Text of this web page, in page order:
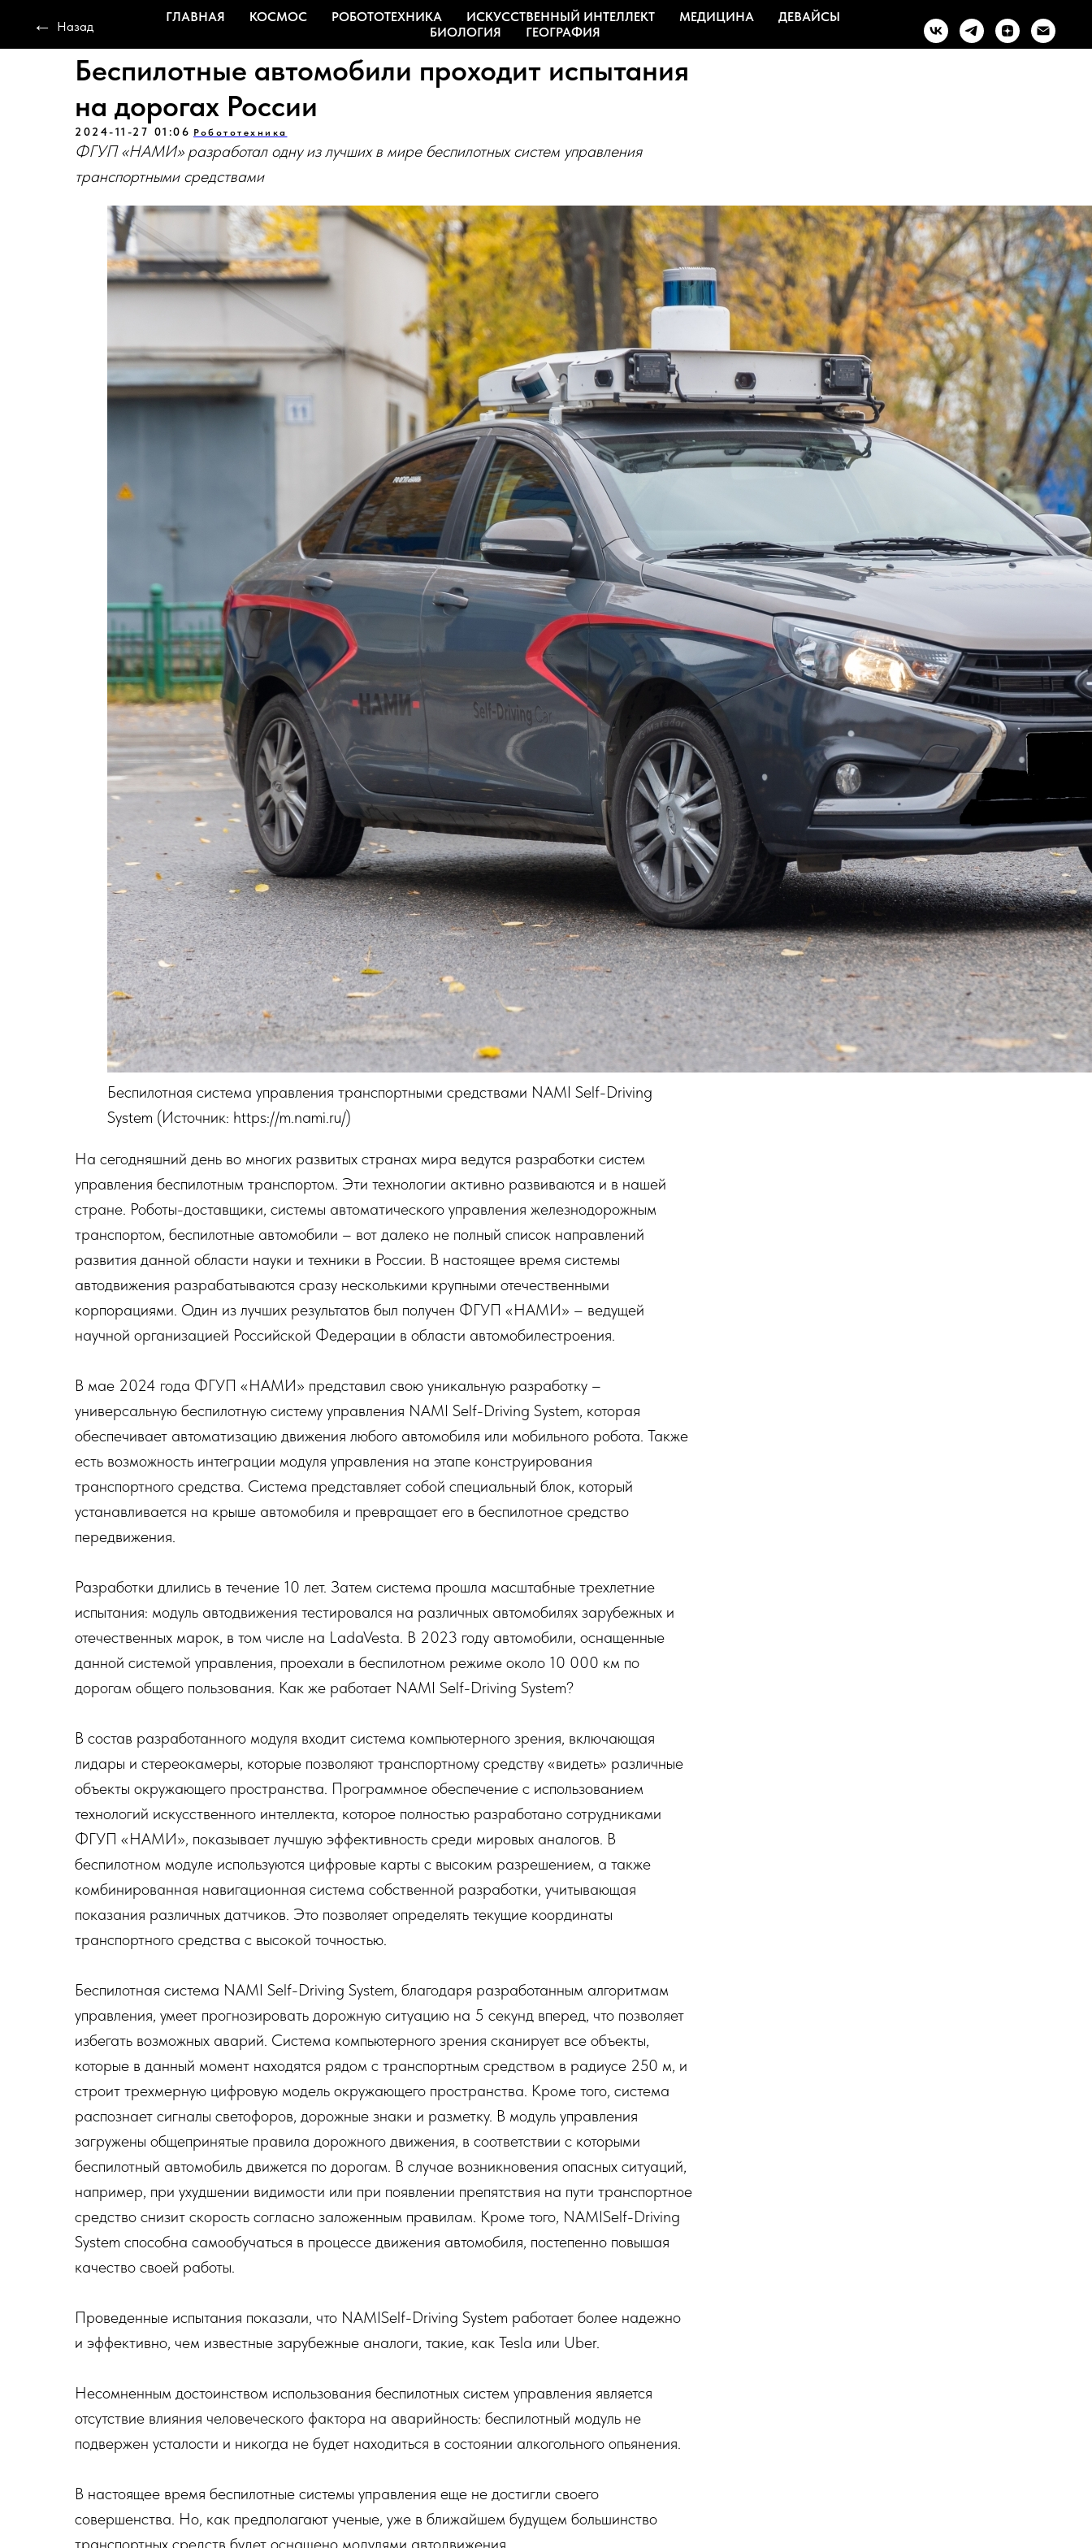
← Назад
ГЛАВНАЯ КОСМОС РОБОТОТЕХНИКА ИСКУССТВЕННЫЙ ИНТЕЛЛЕКТ МЕДИЦИНА
ДЕВАЙСЫ
БИОЛОГИЯ
ГЕОГРАФИЯ
Беспилотные автомобили проходит испытания
на дорогах России
2024-11-27 01:06 Робототехника
ФГУП «НАМИ» разработал одну из лучших в мире беспилотных систем управления
транспортными средствами
Беспилотная система управления транспортными средствами NAMI Self-Driving
System (Источник: https://m.nami.ru/)
На сегодняшний день во многих развитых странах мира ведутся разработки систем
управления беспилотным транспортом. Эти технологии активно развиваются и в нашей
стране. Роботы-доставщики, системы автоматического управления железнодорожным
транспортом, беспилотные автомобили – вот далеко не полный список направлений
развития данной области науки и техники в России. В настоящее время системы
автодвижения разрабатываются сразу несколькими крупными отечественными
корпорациями. Один из лучших результатов был получен ФГУП «НАМИ» – ведущей
научной организацией Российской Федерации в области автомобилестроения.
В мае 2024 года ФГУП «НАМИ» представил свою уникальную разработку –
универсальную беспилотную систему управления NAMI Self-Driving System, которая
обеспечивает автоматизацию движения любого автомобиля или мобильного робота. Также
есть возможность интеграции модуля управления на этапе конструирования
транспортного средства. Система представляет собой специальный блок, который
устанавливается на крыше автомобиля и превращает его в беспилотное средство
передвижения.
Разработки длились в течение 10 лет. Затем система прошла масштабные трехлетние
испытания: модуль автодвижения тестировался на различных автомобилях зарубежных и
отечественных марок, в том числе на LadaVesta. В 2023 году автомобили, оснащенные
данной системой управления, проехали в беспилотном режиме около 10 000 км по
дорогам общего пользования. Как же работает NAMI Self-Driving System?
В состав разработанного модуля входит система компьютерного зрения, включающая
лидары и стереокамеры, которые позволяют транспортному средству «видеть» различные
объекты окружающего пространства. Программное обеспечение с использованием
технологий искусственного интеллекта, которое полностью разработано сотрудниками
ФГУП «НАМИ», показывает лучшую эффективность среди мировых аналогов. В
беспилотном модуле используются цифровые карты с высоким разрешением, а также
комбинированная навигационная система собственной разработки, учитывающая
показания различных датчиков. Это позволяет определять текущие координаты
транспортного средства с высокой точностью.
Беспилотная система NAMI Self-Driving System, благодаря разработанным алгоритмам
управления, умеет прогнозировать дорожную ситуацию на 5 секунд вперед, что позволяет
избегать возможных аварий. Система компьютерного зрения сканирует все объекты,
которые в данный момент находятся рядом с транспортным средством в радиусе 250 м, и
строит трехмерную цифровую модель окружающего пространства. Кроме того, система
распознает сигналы светофоров, дорожные знаки и разметку. В модуль управления
загружены общепринятые правила дорожного движения, в соответствии с которыми
беспилотный автомобиль движется по дорогам. В случае возникновения опасных ситуаций,
например, при ухудшении видимости или при появлении препятствия на пути транспортное
средство снизит скорость согласно заложенным правилам. Кроме того, NAMISelf-Driving
System способна самообучаться в процессе движения автомобиля, постепенно повышая
качество своей работы.
Проведенные испытания показали, что NAMISelf-Driving System работает более надежно
и эффективно, чем известные зарубежные аналоги, такие, как Tesla или Uber.
Несомненным достоинством использования беспилотных систем управления является
отсутствие влияния человеческого фактора на аварийность: беспилотный модуль не
подвержен усталости и никогда не будет находиться в состоянии алкогольного опьянения.
В настоящее время беспилотные системы управления еще не достигли своего
совершенства. Но, как предполагают ученые, уже в ближайшем будущем большинство
транспортных средств будет оснащено модулями автодвижения.